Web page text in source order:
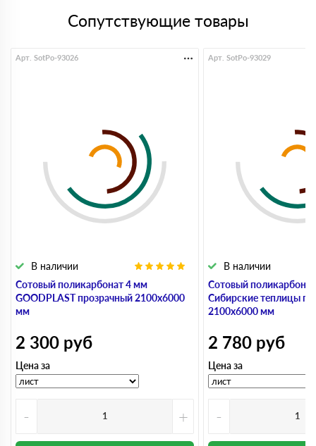
Сопутствующие товары
Сотовый поликарбонат 4 мм
GOODPLAST прозрачный 2100х6000
мм
В наличии
Арт. SotPo-93026
2 300 руб
Цена за
- +
Сотовый
Сибирские теплицы
2100х6000 мм
В наличии
Арт. SotPo-93029
2 780 руб
Цена за
-